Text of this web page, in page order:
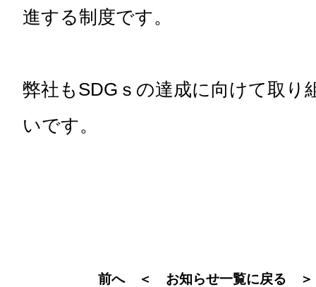
進する制度です。
弊社もSDGｓの達成に向けて取り
いです。
前へ ＜ お知らせ一覧に戻る